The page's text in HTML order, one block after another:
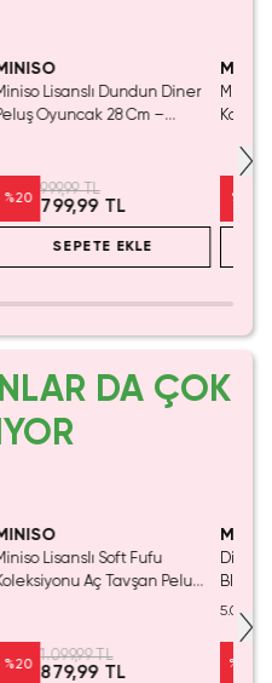
Lisanslı Dundun Diner
Oyuncak 28 Cm –
%20
999,99 TL
799,99 TL
SEPETE EKLE
Miniso
%
DA ÇOK
Lisanslı Soft Fufu
Aç Tavşan Peluş
%20
1.099,99 TL
879,99 TL
Disney
Blind
5.0
%